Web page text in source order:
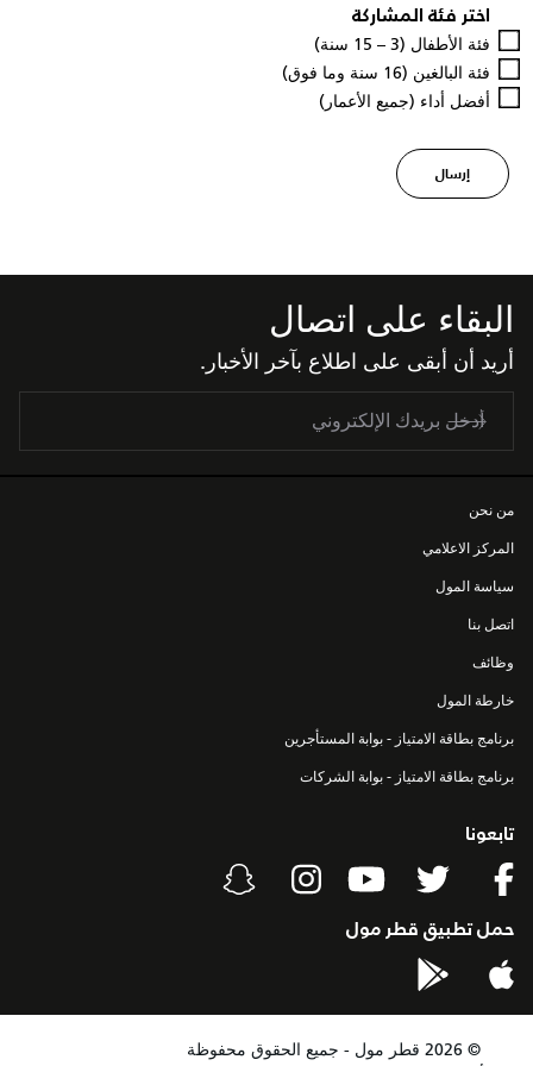
اختر فئة المشاركة
فئة الأطفال (3 – 15 سنة)
فئة البالغين (16 سنة وما فوق)
أفضل أداء (جميع الأعمار)
إرسال
البقاء على اتصال
أريد أن أبقى على اطلاع بآخر الأخبار.
من نحن
المركز الاعلامي
سياسة المول
اتصل بنا
وظائف
خارطة المول
برنامج بطاقة الامتياز - بوابة المستأجرين
برنامج بطاقة الامتياز - بوابة الشركات
تابعونا
حمل تطبيق قطر مول
©
2026 قطر مول - جميع الحقوق محفوظة